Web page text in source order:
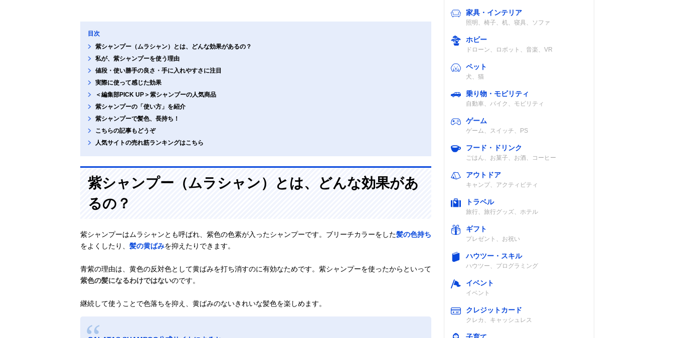
目次
紫シャンプー（ムラシャン）とは、どんな効果があるの？
私が、紫シャンプーを使う理由
値段・使い勝手の良さ・手に入れやすさに注目
実際に使って感じた効果
＜編集部PICK UP＞紫シャンプーの人気商品
紫シャンプーの「使い方」を紹介
紫シャンプーで髪色、長持ち！
こちらの記事もどうぞ
人気サイトの売れ筋ランキングはこちら
紫シャンプー（ムラシャン）とは、どんな効果があ
るの？
紫シャンプーはムラシャンとも呼ばれ、紫色の色素が入ったシャンプーです。ブリーチカラーをした髪の色持ち
をよくしたり、 髪の黄ばみを抑えたりできます。
青紫の理由は、黄色の反対色として黄ばみを打ち消すのに有効なためです。紫シャンプーを使ったからといって
紫色の髪になるわけではないのです。
継続して使うことで色落ちを抑え、黄ばみのないきれいな髪色を楽しめます。
家具・インテリア
照明、椅子、机、寝具、ソファ
ホビー
ドローン、ロボット、音楽、VR
ペット
犬、猫
乗り物・モビリティ
自動車、バイク、モビリティ
ゲーム
ゲーム、スイッチ、PS
フード・ドリンク
ごはん、お菓子、お酒、コーヒー
アウトドア
キャンプ、アクティビティ
トラベル
旅行、旅行グッズ、ホテル
ギフト
プレゼント、お祝い
ハウツー・スキル
ハウツー、プログラミング
イベント
イベント
クレジットカード
クレカ、キャッシュレス